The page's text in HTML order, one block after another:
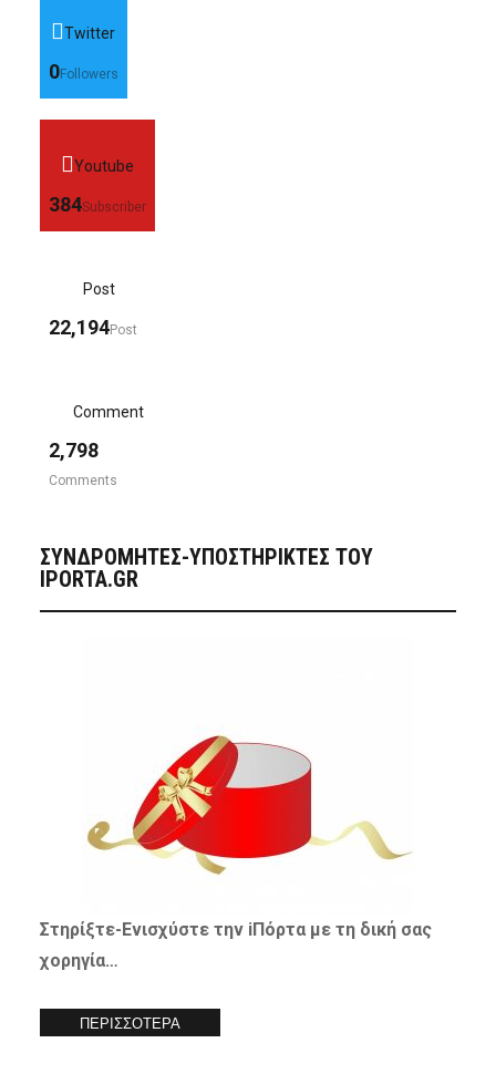
Twitter
0Followers
Youtube
384Subscriber
Post
22,194Post
Comment
2,798
Comments
ΣΥΝΔΡΟΜΗΤΈΣ-ΥΠΟΣΤΗΡΙΚΤΈΣ ΤΟΥ
IPORTA.GR
Στηρίξτε-Ενισχύστετην iΠόρτα με τη δική σας
χορηγία…
ΠΕΡΙΣΣΟΤΕΡΑ